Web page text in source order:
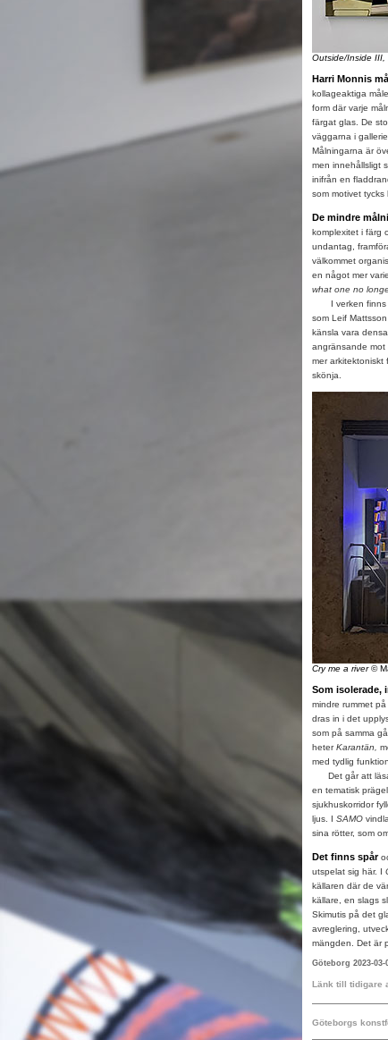
Outside/Inside III,
Harri Monnis
kollageaktiga
form där varje
färgat glas. De
väggarna i
Målningarna är
men innehållsligt
inifrån en
som motivet tycks
De mindre
komplexitet i färg
undantag,
välkommet
en något mer
what one no
I verken finns
som Leif
känsla vara
angränsande mot
mer
skönja.
Cry me a river©
Som isolerade,
mindre rummet
dras in i det
som på samma
heterKarantän,
med tydlig
Det går att läsa
en tematisk
sjukhuskorridor
ljus. I SAMO
sina rötter, som
Det finns spår
utspelat sig här. I
källaren där de
källare, en slags
Skimutis på det
avreglering,
mängden. Det är
Göteborg 2023-
Länk till tidigare
Göteborgs